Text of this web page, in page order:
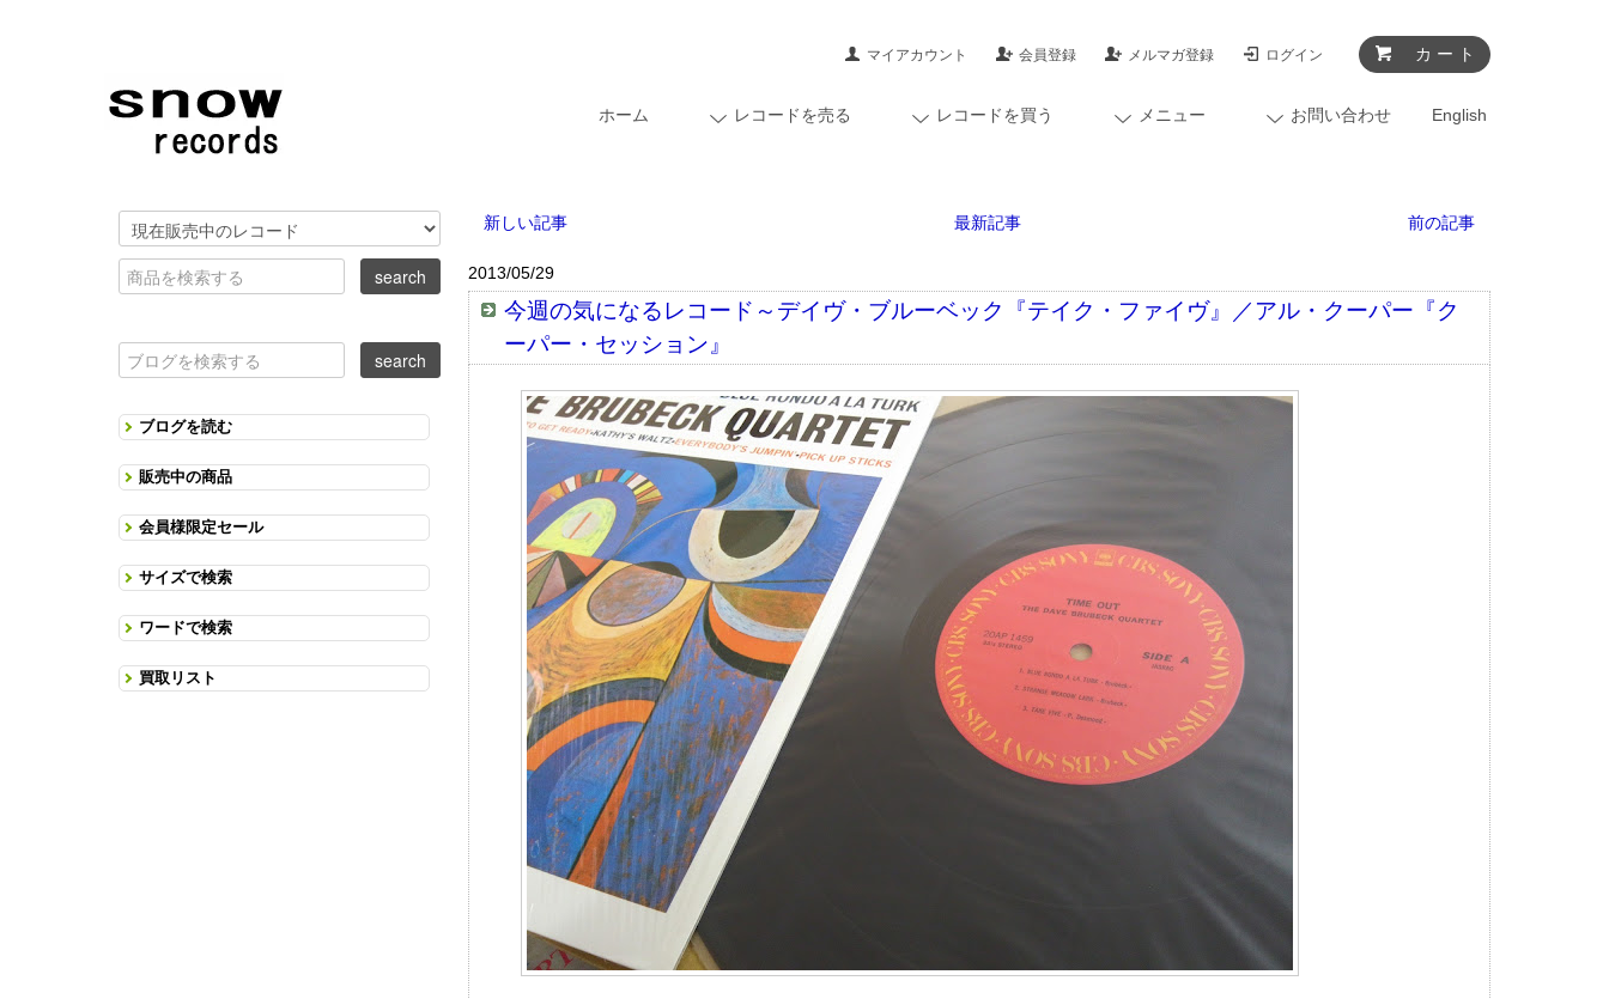
カ ー ト
マイアカウント 会員登録 メルマガ登録 ログイン
ホーム レコードを売る レコードを買う メニュー お問い合わせ English
新しい記事 最新記事 前の記事
2013/05/29
今週の気になるレコード～デイヴ・ブルーベック『テイク・ファイヴ』／アル・クーパー『ク
ーパー・セッション』
ブログを読む
販売中の商品
会員様限定セール
サイズで検索
ワードで検索
買取リスト